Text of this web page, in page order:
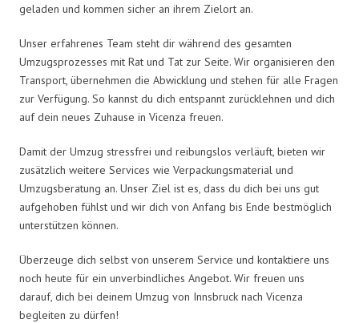
geladen und kommen sicher an ihrem Zielort an.
Unser erfahrenes Team steht dir während des gesamten
Umzugsprozesses mit Rat und Tat zur Seite. Wir organisieren den
Transport, übernehmen die Abwicklung und stehen für alle Fragen
zur Verfügung. So kannst du dich entspannt zurücklehnen und dich
auf dein neues Zuhause in Vicenza freuen.
Damit der Umzug stressfrei und reibungslos verläuft, bieten wir
zusätzlich weitere Services wie Verpackungsmaterial und
Umzugsberatung an. Unser Ziel ist es, dass du dich bei uns gut
aufgehoben fühlst und wir dich von Anfang bis Ende bestmöglich
unterstützen können.
Überzeuge dich selbst von unserem Service und kontaktiere uns
noch heute für ein unverbindliches Angebot. Wir freuen uns
darauf, dich bei deinem Umzug von Innsbruck nach Vicenza
begleiten zu dürfen!